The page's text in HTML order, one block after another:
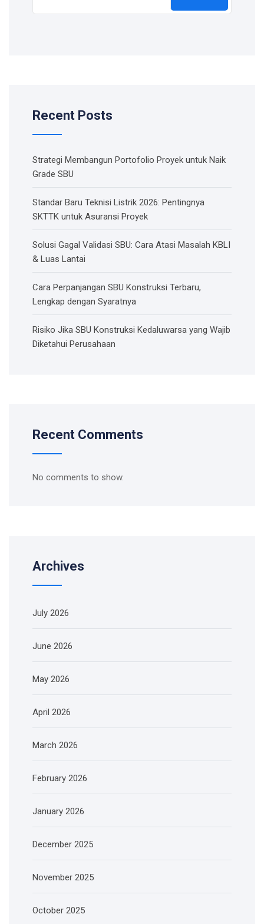
Recent Posts
Strategi Membangun Portofolio Proyek untuk Naik
Grade SBU
Standar Baru Teknisi Listrik 2026: Pentingnya
SKTTK untuk Asuransi Proyek
Solusi Gagal Validasi SBU: Cara Atasi Masalah KBLI
& Luas Lantai
Cara Perpanjangan SBU Konstruksi Terbaru,
Lengkap dengan Syaratnya
Risiko Jika SBU Konstruksi Kedaluwarsa yang Wajib
Diketahui Perusahaan
Recent Comments
No comments to show.
Archives
July 2026
June 2026
May 2026
April 2026
March 2026
February 2026
January 2026
December 2025
November 2025
October 2025